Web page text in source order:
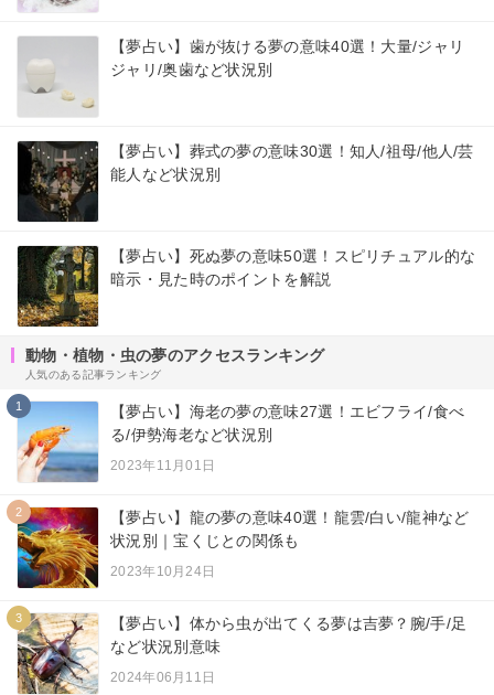
【夢占い】歯が抜ける夢の意味40選！大量/ジャリ
ジャリ/奥歯など状況別
【夢占い】葬式の夢の意味30選！知人/祖母/他人/芸
能人など状況別
【夢占い】死ぬ夢の意味50選！スピリチュアル的な
暗示・見た時のポイントを解説
動物・植物・虫の夢のアクセスランキング
人気のある記事ランキング
1
【夢占い】海老の夢の意味27選！エビフライ/食べ
る/伊勢海老など状況別
2023年11月01日
2
【夢占い】龍の夢の意味40選！龍雲/白い/龍神など
状況別｜宝くじとの関係も
2023年10月24日
3
【夢占い】体から虫が出てくる夢は吉夢？腕/手/足
など状況別意味
2024年06月11日